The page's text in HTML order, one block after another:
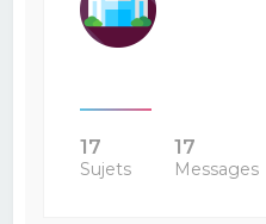
17
Sujets
17
Messages